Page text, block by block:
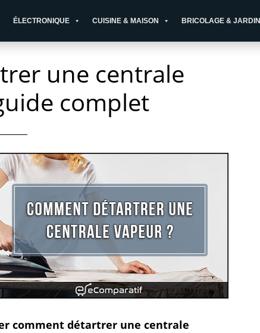
ÉLECTRONIQUE CUISINE & MAISON BRICOLAGE & JARDIN
une centrale
complet
comment détartrer une centrale